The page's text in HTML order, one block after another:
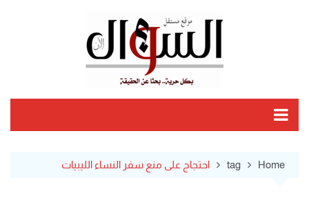
Home
tag احتجاج على منع سفر النساء الليبيات